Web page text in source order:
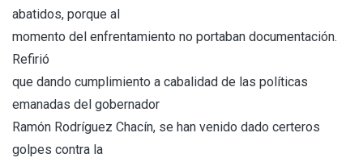
abatidos, porque al
momento del enfrentamiento no portaban documentación.
Refirió
que dando cumplimiento a cabalidad de las políticas
emanadas del gobernador
Ramón Rodríguez Chacín, se han venido dado certeros
golpes contra la